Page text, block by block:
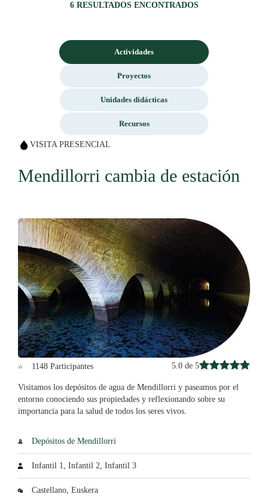
6 RESULTADOS ENCONTRADOS
Actividades
Proyectos
Unidades didácticas
Recursos
VISITA PRESENCIAL
Mendillorri cambia de estación
1148 Participantes 5.0 de 5
Visitamos los depósitos de agua de Mendillorri y paseamos por el
entorno conociendo sus propiedades y reflexionando sobre su
importancia para la salud de todos los seres vivos.
Depósitos de Mendillorri
Infantil 1, Infantil 2, Infantil 3
Castellano, Euskera